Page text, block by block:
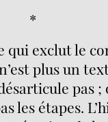
*
qui exclut le
plus un
pas
les étapes.